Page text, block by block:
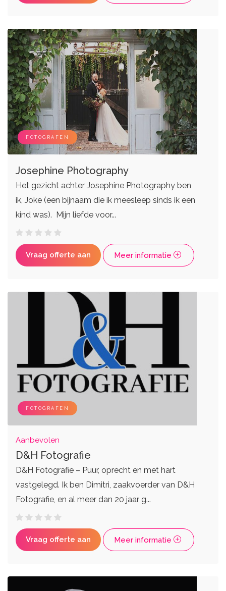
FOTOGRAFEN
Josephine Photography
Het gezicht achter Josephine Photography ben
ik, Joke (een bijnaam die ik meesleep sinds ik een
kind was). Mijn liefde voor...
Vraag offerte aan Meer informatie
FOTOGRAFEN
Aanbevolen
D&H Fotografie
D&H Fotografie – Puur, oprecht en met hart
vastgelegd. Ik ben Dimitri, zaakvoerder van D&H
Fotografie, en al meer dan 20 jaar g...
Vraag offerte aan Meer informatie